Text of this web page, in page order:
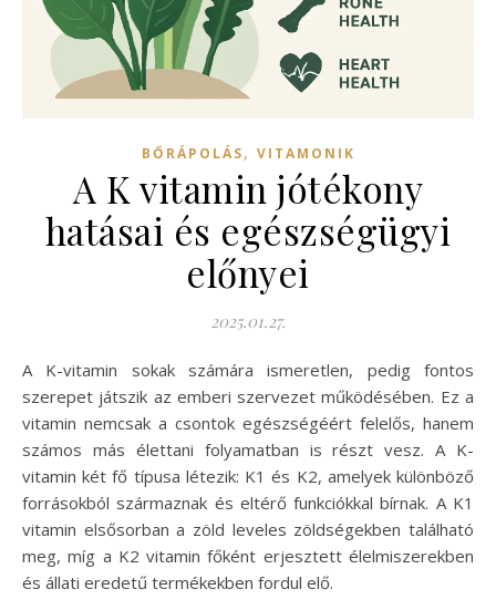
BŐRÁPOLÁS, VITAMONIK
A K vitamin jótékony
hatásai és egészségügyi
előnyei
2025.01.27.
A K-vitamin sokak számára ismeretlen, pedig fontos
szerepet játszik az emberi szervezet működésében. Ez a
vitamin nemcsak a csontok egészségéért felelős, hanem
számos más élettani folyamatban is részt vesz. A K-
vitamin két fő típusa létezik: K1 és K2, amelyek különböző
forrásokból származnak és eltérő funkciókkal bírnak. A K1
vitamin elsősorban a zöld leveles zöldségekben található
meg, míg a K2 vitamin főként erjesztett élelmiszerekben
és állati eredetű termékekben fordul elő.